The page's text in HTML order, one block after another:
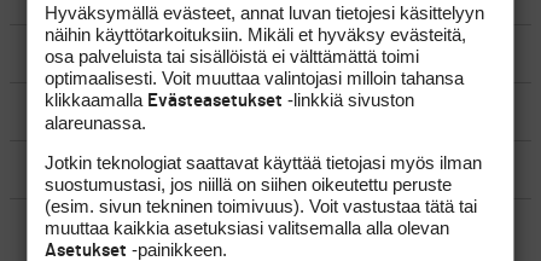
VÄLINEET
MATKAILU
KILPAGOLF & HARJOITTELU
SÄÄNNÖT
Hyväksymällä evästeet, annat luvan tietojesi käsittelyyn
näihin käyttötarkoituksiin. Mikäli et hyväksy evästeitä,
osa palveluista tai sisällöistä ei välttämättä toimi
optimaalisesti. Voit muuttaa valintojasi milloin tahansa
klikkaamalla Evästeasetukset -linkkiä sivuston
alareunassa.
Jotkin teknologiat saattavat käyttää tietojasi myös ilman
suostumustasi, jos niillä on siihen oikeutettu peruste
(esim. sivun tekninen toimivuus). Voit vastustaa tätä tai
muuttaa kaikkia asetuksiasi valitsemalla alla olevan
Asetukset -painikkeen.